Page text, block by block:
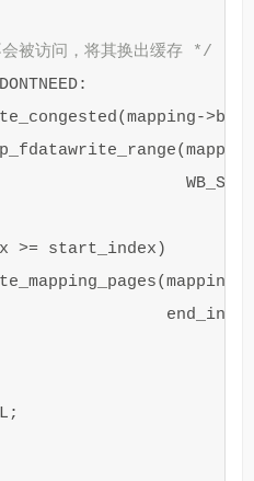
被访问，将其换出缓存 */
:
(mapping->
(mapping
>= start_index )
(mapping
end_index
;